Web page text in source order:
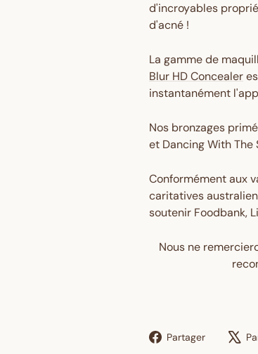
d'incroyables
d'acné !
La gamme de
Blur HD Concealer
instantanément
Nos bronzages
et Dancing With The
Conformément aux
caritatives
soutenir Foodbank,
Nous ne
Partager